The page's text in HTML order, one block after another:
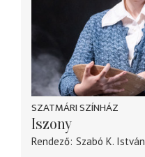
SZATMÁRI SZÍNHÁZ
Iszony
Rendező Szabó K. István